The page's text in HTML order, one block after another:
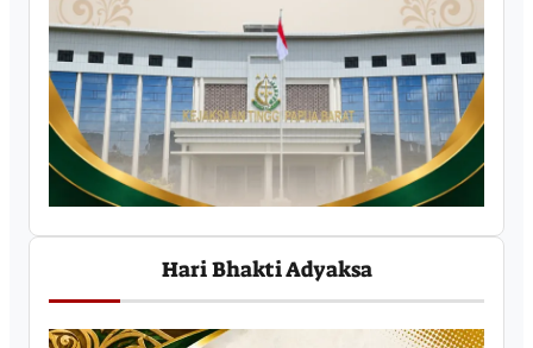
Hari Bhakti Adyaksa